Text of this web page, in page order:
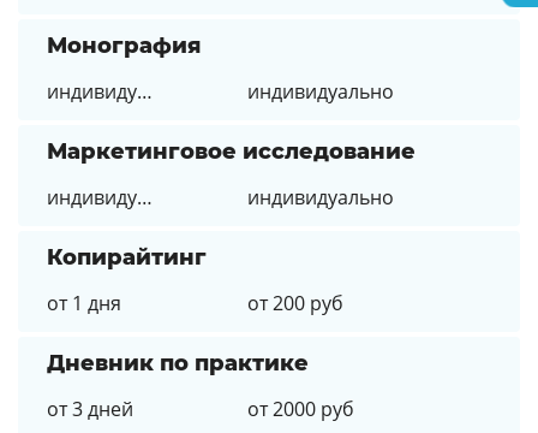
Монография
индивидуально
индивидуально
Маркетинговое исследование
индивидуально
индивидуально
Копирайтинг
от 1 дня
от 200 руб
Дневник по практике
от 3 дней
от 2000 руб